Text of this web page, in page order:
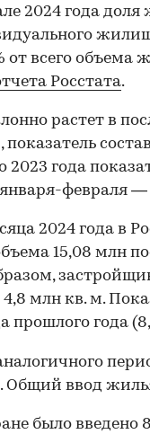
2024 года
от всего объема
Росстата.
растет в
показатель
2023 года
февраля —
2024 года в
15,08 млн
4,8 млн кв. м.
прошлого года
Общий ввод
было введено